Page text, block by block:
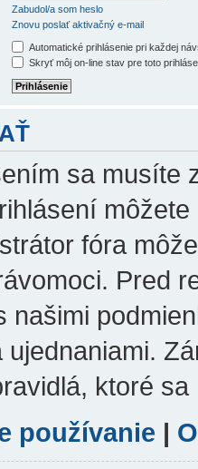
Zabudol/a som heslo
Znovu poslať aktivačný e-mail
Automatické prihlásenie pri každej
Skryť môj on-line stav pre toto
sa musíte
fóra
Pred
našimi
ujednaniami.
ktoré sa
používanie |